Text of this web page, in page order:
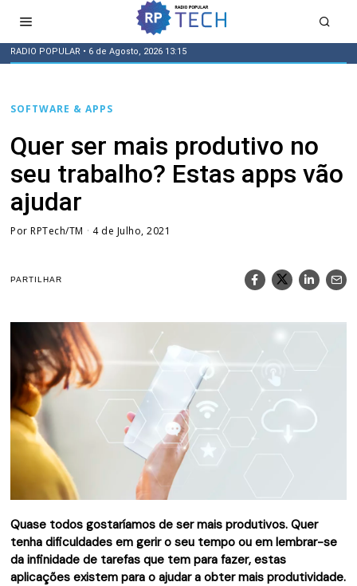
RADIO POPULAR • 6 de Agosto, 2026 13:15
SOFTWARE & APPS
Quer ser mais produtivo no
seu trabalho? Estas apps vão
ajudar
PorRPTech/TM 4 de Julho, 2021
PARTILHAR
Quase todos gostaríamos de ser mais produtivos. Quer
tenha dificuldades em gerir o seu tempo ou em lembrar-se
da infinidade de tarefas que tem para fazer, estas
aplicações existem para o ajudar a obter mais produtividade.